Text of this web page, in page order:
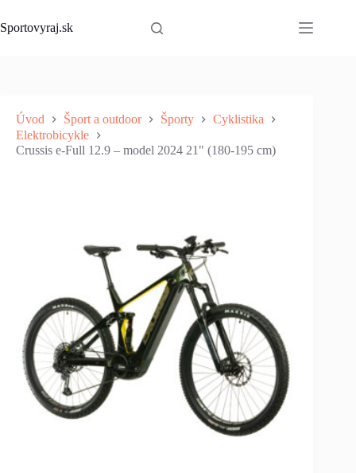
to
content
Sportovyraj.sk
Úvod Šport a outdoor Športy
Cyklistika
Elektrobicykle
Crussis e-Full 12.9 – model 2024 21" (180-195 cm)